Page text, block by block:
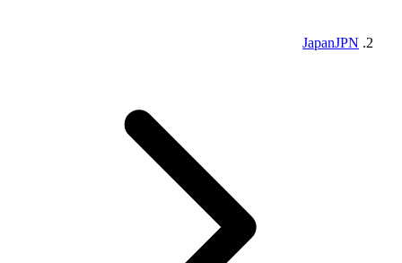
JapanJPN